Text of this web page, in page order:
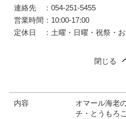
連絡先 ：054-251-5455
営業時間：10:00-17:00
定休日 ：土曜・日曜・祝祭・
閉じる
内容
オマール海老
チ・とうもろ